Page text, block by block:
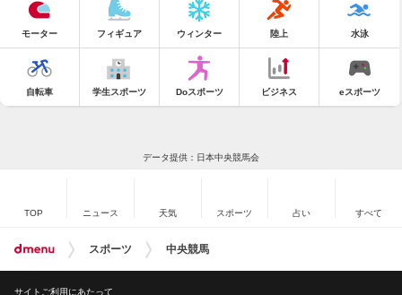
モーター フィギュア ウィンター 陸上 水泳
自転車 学生スポーツ Doスポーツ ビジネス eスポーツ
データ提供：日本中央競馬会
TOP ニュース 天気 スポーツ 占い すべて
スポーツ 中央競馬
サイトご利用にあたって